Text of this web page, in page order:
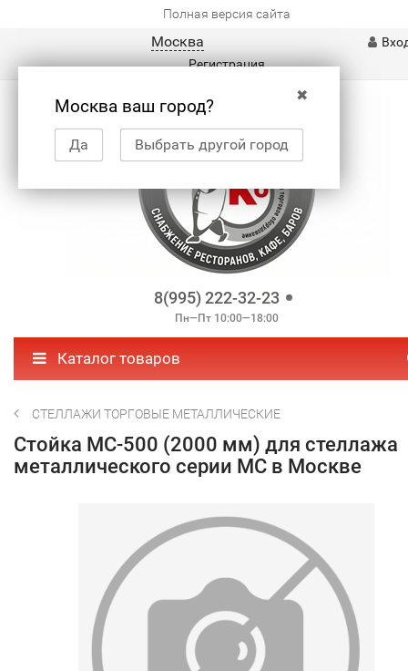
Полная версия сайта
Москва
✖
Москва ваш город?
Да Выбрать другой город
Регистрация
8(995) 222-32-23
Пн—Пт 10:00—18:00
Каталог товаров
СТЕЛЛАЖИ ТОРГОВЫЕ МЕТАЛЛИЧЕСКИЕ
Стойка МС-500 (2000 мм) для стеллажа
металлического серии МС в Москве